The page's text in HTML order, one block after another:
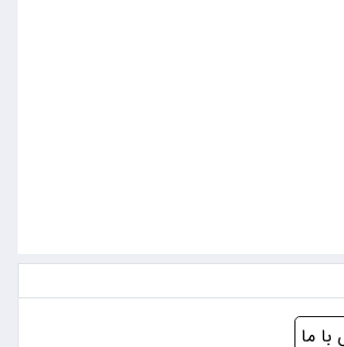
ما